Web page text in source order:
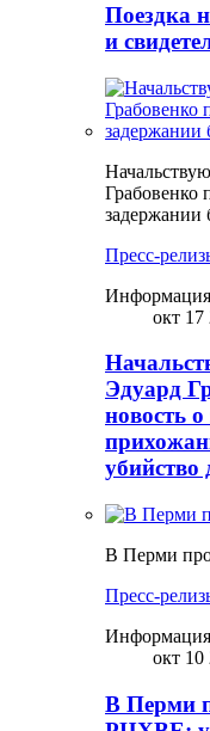
Поездка
и
Грабовенко
задержании
Пресс-
Информация
окт 17
Эдуард
новость
убийство
В Перми
Пресс-
Информация
окт 10
В Перми